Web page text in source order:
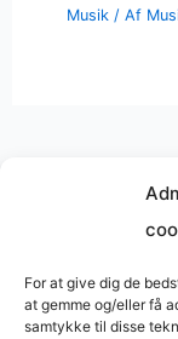
For at give dig de
at gemme og/eller få
samtykke til disse
Musik / Af